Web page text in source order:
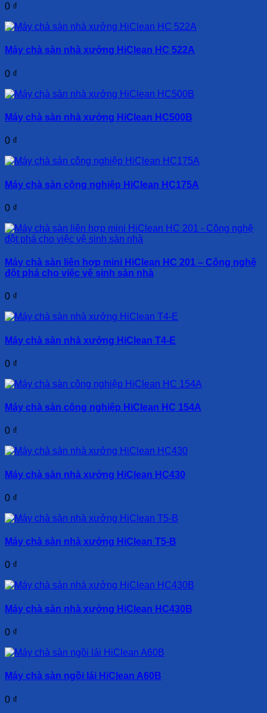
0 ₫
Máy chà sàn nhà xưởng HiClean HC 522A
0 ₫
Máy chà sàn nhà xưởng HiClean HC500B
0 ₫
Máy chà sàn công nghiệp HiClean HC175A
0 ₫
Máy chà sàn liên hợp mini HiClean HC 201 – Công nghệ
đột phá cho việc vệ sinh sàn nhà
0 ₫
Máy chà sàn nhà xưởng HiClean T4-E
0 ₫
Máy chà sàn công nghiệp HiClean HC 154A
0 ₫
Máy chà sàn nhà xưởng HiClean HC430
0 ₫
Máy chà sàn nhà xưởng HiClean T5-B
0 ₫
Máy chà sàn nhà xưởng HiClean HC430B
0 ₫
Máy chà sàn ngồi lái HiClean A60B
0 ₫